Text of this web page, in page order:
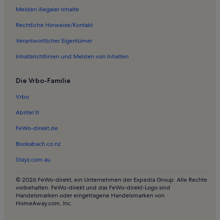
Haustierfreundliche Ferienunterkünfte nahe Kopenhagen (ZGH-
Hauptbahnhof Kopenhagen)
Ferienwohnungen und Apartments in Vedbæk Nordstrand
Lodges in Vm Bjerget
Häuser in Hellerup Strand
Ferienwohnungen und Apartments in Copenhagen City Centre
Ferienwohnungen und Apartments in Hellerup
Melden illegaler Inhalte
Rechtliche Hinweise/Kontakt
Verantwortlicher Eigentümer
Inhaltsrichtlinien und Melden von Inhalten
Die Vrbo-Familie
Vrbo
Abritel.fr
FeWo-direkt.de
Bookabach.co.nz
Stayz.com.au
© 2026 FeWo-direkt, ein Unternehmen der Expedia Group. Alle Rechte
vorbehalten. FeWo-direkt und das FeWo-direkt-Logo sind
Handelsmarken oder eingetragene Handelsmarken von
HomeAway.com, Inc.